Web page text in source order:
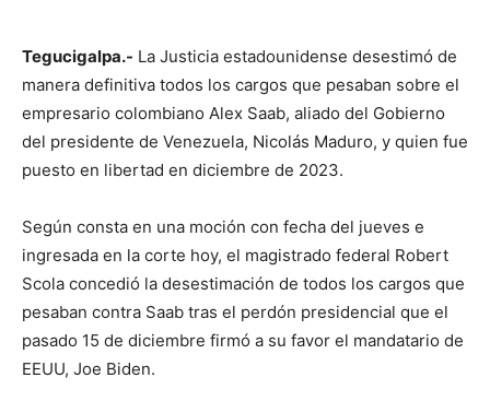
Tegucigalpa.- La Justicia estadounidense desestimó de
manera definitiva todos los cargos que pesaban sobre el
empresario colombiano Alex Saab, aliado del Gobierno
del presidente de Venezuela, Nicolás Maduro, y quien fue
puesto en libertad en diciembre de 2023.
Según consta en una moción con fecha del jueves e
ingresada en la corte hoy, el magistrado federal Robert
Scola concedió la desestimación de todos los cargos que
pesaban contra Saab tras el perdón presidencial que el
pasado 15 de diciembre firmó a su favor el mandatario de
EEUU, Joe Biden.